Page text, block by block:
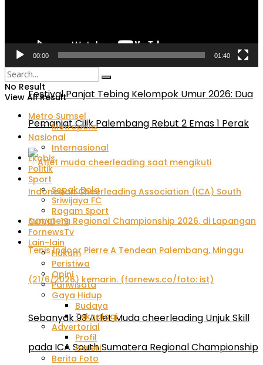
Festival Panjat Tebing Kelompok Umur 2026: Dua
Pemanjat Cilik Palembang Rebut 2 Emas 1 Perak
Sebanyak 93 Atlet Muda cheerleading Unjuk Skill
pada ICA South Sumatera Regional Championship
00:00 01:40
No Result
View All Result
Metro Sumsel
Metropolis
Nasional
Internasional
Ekobis
Politik
Sport
Sepak Bola
Sriwijaya FC
Ragam Sport
COVID-19
FornewsTv
Lain-lain
Hukum
Peristiwa
Opini
Pariwisata
Gaya Hidup
Budaya
Teknologi
Advertorial
Profil
Galeri
Berita Foto